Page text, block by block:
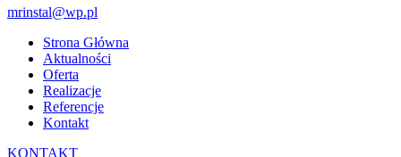
mrinstal@wp.pl
Strona Główna
Aktualności
Oferta
Realizacje
Referencje
Kontakt
KONTAKT